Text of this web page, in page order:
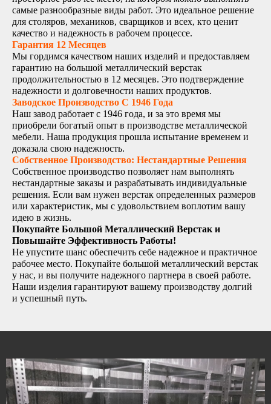
самые разнообразные виды работ. Это идеальное решение
для столяров, механиков, сварщиков и всех, кто ценит
качество и надежность в рабочем процессе.
Гарантия 12 Месяцев
Мы гордимся качеством наших изделий и предоставляем
гарантию на большой металлический верстак
продолжительностью в 12 месяцев. Это подтверждение
надежности и долговечности наших продуктов.
Заводское Производство С 1946 Года
Наш завод работает с 1946 года, и за это время мы
приобрели богатый опыт в производстве металлической
мебели. Наша продукция прошла испытание временем и
доказала свою надежность.
Собственное Производство: Нестандартные Решения
Собственное производство позволяет нам выполнять
нестандартные заказы и разрабатывать индивидуальные
решения. Если вам нужен верстак определенных размеров
или характеристик, мы с удовольствием воплотим вашу
идею в жизнь.
Покупайте Большой Металлический Верстак и
Повышайте Эффективность Работы!
Не упустите шанс обеспечить себе надежное и практичное
рабочее место. Покупайте большой металлический верстак
у нас, и вы получите надежного партнера в своей работе.
Наши изделия гарантируют вашему производству долгий
и успешный путь.